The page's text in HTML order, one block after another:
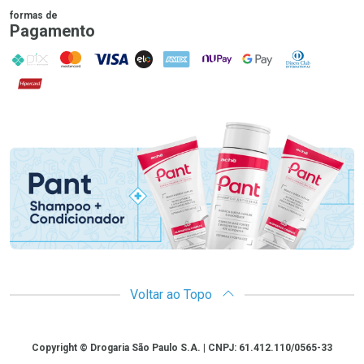
formas de
Pagamento
PIX MasterCard
VISA ELO AMEX NuPay Google PayDiners Club
Hipercard
Promoção em Destaque
Voltar ao Topo
CopyrightCopyright © Drogaria São Paulo S.A. | CNPJ: 61.412.110/0565-33